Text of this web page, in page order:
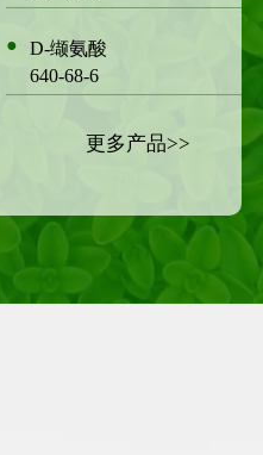
●
D-缬氨酸
640-68-6
更多产品>>